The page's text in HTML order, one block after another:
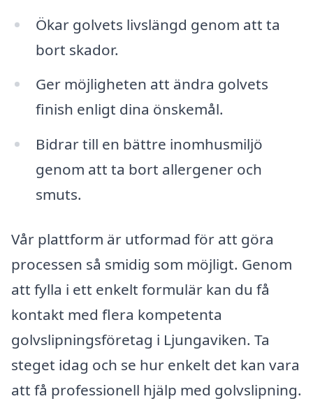
Ökar golvets livslängd genom att ta
bort skador.
Ger möjligheten att ändra golvets
finish enligt dina önskemål.
Bidrar till en bättre inomhusmiljö
genom att ta bort allergener och
smuts.
Vår plattform är utformad för att göra
processen så smidig som möjligt. Genom
att fylla i ett enkelt formulär kan du få
kontakt med flera kompetenta
golvslipningsföretag i Ljungaviken. Ta
steget idag och se hur enkelt det kan vara
att få professionell hjälp med golvslipning.